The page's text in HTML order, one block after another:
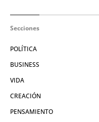
Secciones
POLÍTICA
BUSINESS
VIDA
CREACIÓN
PENSAMIENTO